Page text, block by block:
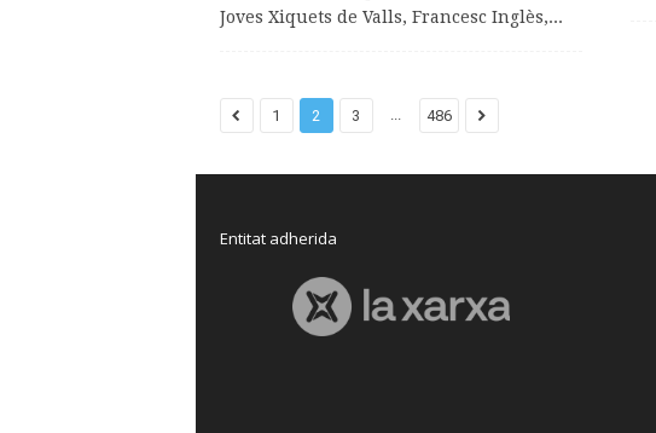
Joves Xiquets de Valls, Francesc Inglès,...
1 2 3 ... 486
Entitat adherida